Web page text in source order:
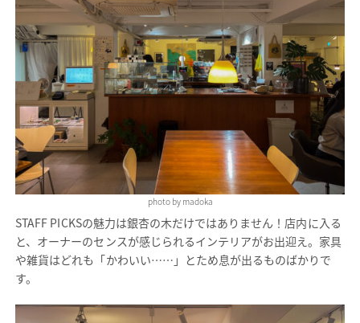
photo by madoka
STAFF PICKSの魅力は銀杏の木だけではありません！店内に入る
と、オーナーのセンスが感じられるインテリアがお出迎え。家具
や雑貨はどれも「かわいい……」とため息が出るものばかりで
す。